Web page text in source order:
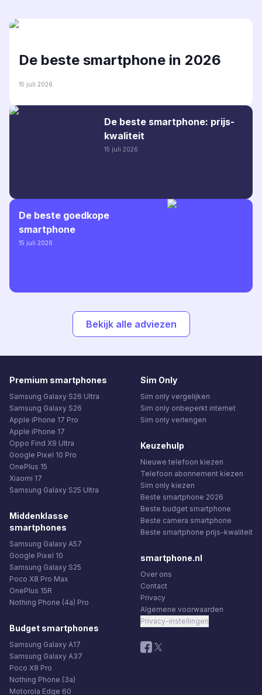
De beste smartphone in 2026
15 juli 2026
De beste smartphone: prijs-
kwaliteit
15 juli 2026
De beste goedkope
smartphone
15 juli 2026
Bekijk alle adviezen
Premium smartphones
Samsung Galaxy S26 Ultra
Samsung Galaxy S26
Apple iPhone 17 Pro
Apple iPhone 17
Oppo Find X9 Ultra
Google Pixel 10 Pro
OnePlus 15
Xiaomi 17
Samsung Galaxy S25 Ultra
Middenklasse
smartphones
Samsung Galaxy A57
Google Pixel 10
Samsung Galaxy S25
Poco X8 Pro Max
OnePlus 15R
Nothing Phone (4a) Pro
Budget smartphones
Samsung Galaxy A17
Samsung Galaxy A37
Poco X8 Pro
Nothing Phone (3a)
Motorola Edge 60
Sim Only
Sim only vergelijken
Sim only onbeperkt internet
Sim only verlengen
Keuzehulp
Nieuwe telefoon kiezen
Telefoon abonnement kiezen
Sim only kiezen
Beste smartphone 2026
Beste budget smartphone
Beste camera smartphone
Beste smartphone prijs-kwaliteit
smartphone.nl
Over ons
Contact
Privacy
Algemene voorwaarden
Privacy-instellingen